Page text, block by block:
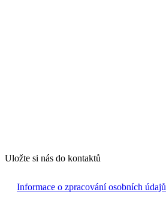
Uložte si nás do kontaktů
Informace o zpracování osobních údajů